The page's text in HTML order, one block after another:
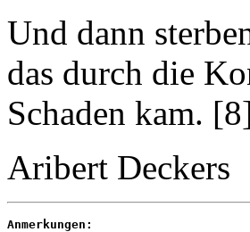
Und dann
das durch die
Schaden kam.
Aribert Deckers
Anmerkungen: